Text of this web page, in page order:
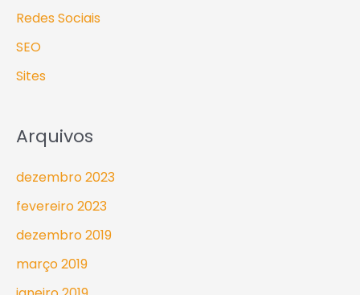
Redes Sociais
SEO
Sites
Arquivos
dezembro 2023
fevereiro 2023
dezembro 2019
março 2019